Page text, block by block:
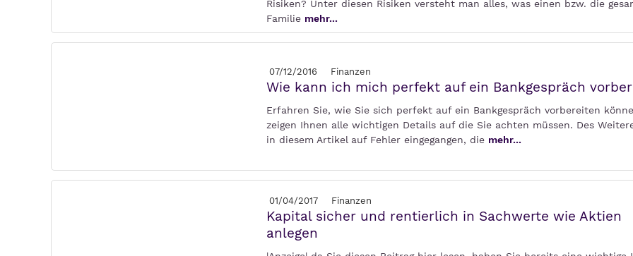
Risiken? Unter diesen Risiken versteht man alles, was einen bzw. die
Familie mehr...
07/12/2016 Finanzen
Wie kann ich mich perfekt auf ein Bankgespräch
Erfahren Sie, wie Sie sich perfekt auf ein Bankgespräch vorbereiten
zeigen Ihnen alle wichtigen Details auf die Sie achten müssen. Des
in diesem Artikel auf Fehler eingegangen, die mehr...
01/04/2017 Finanzen
Kapital sicher und rentierlich in Sachwerte wie Aktien
anlegen